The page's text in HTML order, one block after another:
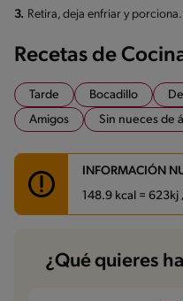
3. Retira, deja enfriar y porciona.
Recetas de
Tarde Bocadillo
Amigos
Sin nueces de
INFORMACIÓN
148.9 kcal =
Carbohidratos
Energía 148.9 kcal
¿Qué quieres